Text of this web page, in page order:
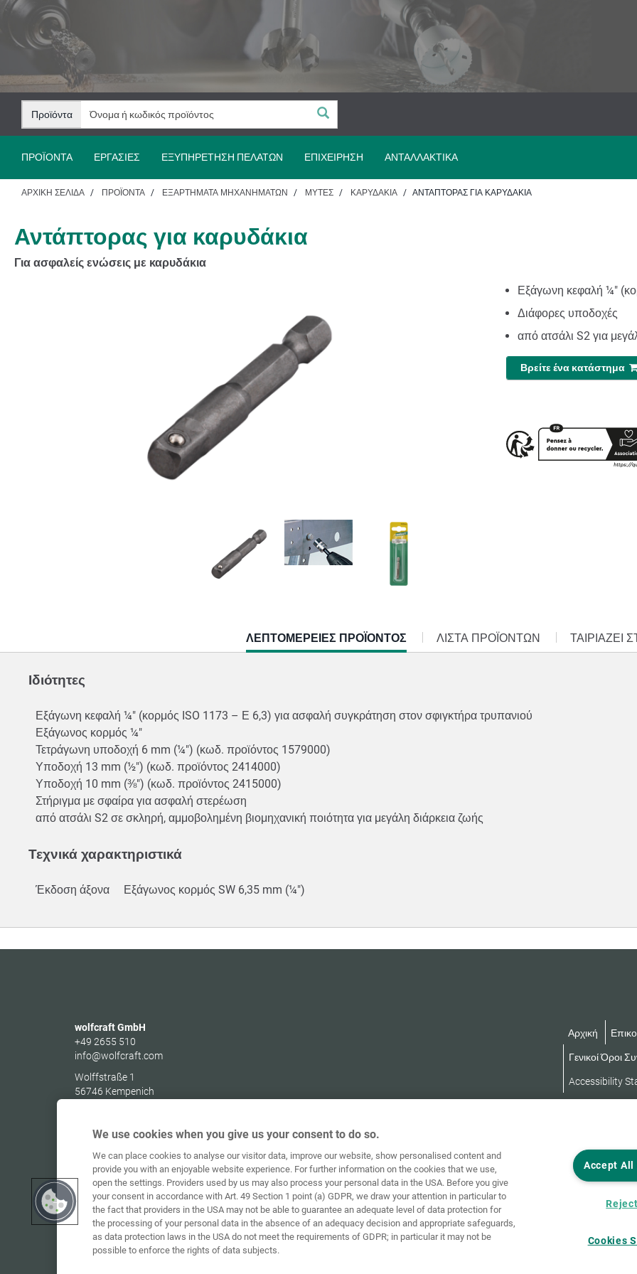
Μετάβαση
περιεχόμενο
Μετάβαση
πλοήγηση
Προϊόντα
ΠΡΟΪΌΝΤΑ ΕΡΓΑΣΊΕΣ ΕΞΥΠΗΡΈΤΗΣΗ ΠΕΛΑΤΏΝ ΕΠΙΧΕΊΡΗΣΗ ΑΝΤΑΛΛΑΚΤΙΚΆ
ΑΡΧΙΚΉ ΣΕΛΊΔΑ ΠΡΟΪΌΝΤΑ ΕΞΑΡΤΉΜΑΤΑ ΜΗΧΑΝΗΜΆΤΩΝ ΜΎΤΕΣ ΚΑΡΥΔΆΚΙΑ ΑΝΤΆΠΤΟΡΑΣ ΓΙΑ ΚΑΡΥΔΆΚΙΑ
Αντάπτορας για καρυδάκια
Για ασφαλείς ενώσεις με καρυδάκια
Εξάγωνη κεφαλή ¼"
Διάφορες υποδοχές
από ατσάλι S2 για
Βρείτε ένα κατάστημα
CURRENT
TAB:
ΛΕΠΤΟΜΈΡΕΙΕΣ ΠΡΟΪΌΝΤΟΣ ΛΊΣΤΑ ΠΡΟΪΌΝΤΩΝ ΤΑΙΡΙΑΖΕΙ
Ιδιότητες
Εξάγωνη κεφαλή ¼" (κορμός ISO 1173 – Ε 6,3) για ασφαλή συγκράτηση στον σφιγκτήρα τρυπανιού
Εξάγωνος κορμός ¼"
Τετράγωνη υποδοχή 6 mm (¼") (κωδ. προϊόντος 1579000)
Υποδοχή 13 mm (½") (κωδ. προϊόντος 2414000)
Υποδοχή 10 mm (⅜") (κωδ. προϊόντος 2415000)
Στήριγμα με σφαίρα για ασφαλή στερέωση
από ατσάλι S2 σε σκληρή, αμμοβολημένη βιομηχανική ποιότητα για μεγάλη διάρκεια ζωής
Τεχνικά χαρακτηριστικά
Έκδοση άξονα Εξάγωνος κορμός SW 6,35 mm (¼")
wolfcraft GmbH
+49 2655 510
info@wolfcraft.com
Wolffstraße 1
56746 Kempenich
Αρχική
Γενικοί Όροι
Accessibility
We use cookies when you give us your consent to do so.
We can place cookies to analyse our visitor data, improve our website, show personalised content and
provide you with an enjoyable website experience. For further information on the cookies that we use,
open the settings. Providers used by us may also process your personal data in the USA. Before you give
your consent in accordance with Art. 49 Section 1 point (a) GDPR, we draw your attention in particular to
the fact that providers in the USA may not be able to guarantee an adequate level of data protection for
the processing of your personal data in the absence of an adequacy decision and appropriate safeguards,
as data protection laws in the USA do not meet the requirements of GDPR; in particular it may not be
possible to enforce the rights of data subjects.
Accept All
Reject
Cookies